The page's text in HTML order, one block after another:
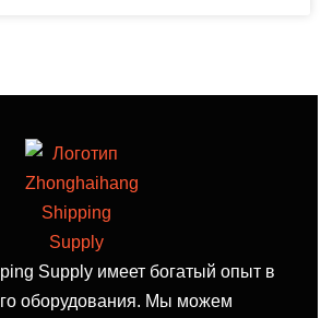
Supply имеет богатый опыт в
оборудования. Мы можем